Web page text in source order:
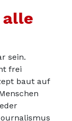
sein.
frei
baut auf